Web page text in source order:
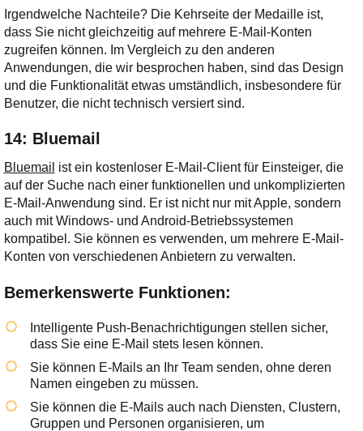
Irgendwelche Nachteile? Die Kehrseite der Medaille ist,
dass Sie nicht gleichzeitig auf mehrere E-Mail-Konten
zugreifen können. Im Vergleich zu den anderen
Anwendungen, die wir besprochen haben, sind das Design
und die Funktionalität etwas umständlich, insbesondere für
Benutzer, die nicht technisch versiert sind.
14: Bluemail
Bluemail ist ein kostenloser E-Mail-Client für Einsteiger, die
auf der Suche nach einer funktionellen und unkomplizierten
E-Mail-Anwendung sind. Er ist nicht nur mit Apple, sondern
auch mit Windows- und Android-Betriebssystemen
kompatibel. Sie können es verwenden, um mehrere E-Mail-
Konten von verschiedenen Anbietern zu verwalten.
Bemerkenswerte Funktionen:
Intelligente Push-Benachrichtigungen stellen sicher,
dass Sie eine E-Mail stets lesen können.
Sie können E-Mails an Ihr Team senden, ohne deren
Namen eingeben zu müssen.
Sie können die E-Mails auch nach Diensten, Clustern,
Gruppen und Personen organisieren, um